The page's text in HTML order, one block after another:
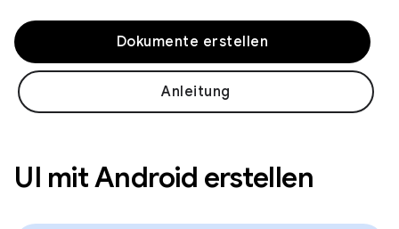
Dokumente erstellen
Anleitung
UI mit Android erstellen